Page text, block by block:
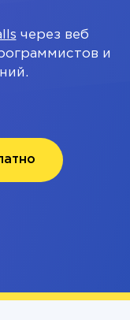
через веб
и